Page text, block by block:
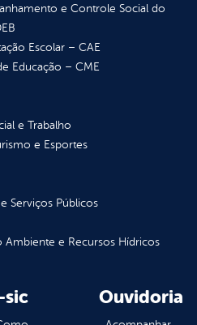
e Controle Social do
Escolar – CAE
Educação – CME
e Trabalho
e Esportes
Serviços Públicos
Ambiente e Recursos Hídricos
sic Ouvidoria